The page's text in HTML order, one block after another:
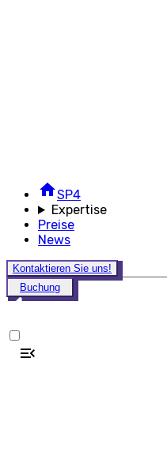
SP4
Expertise
Preise
News
Kontaktieren Sie uns!
Buchung